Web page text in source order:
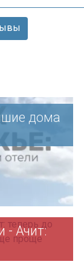
дома
- Ачит: